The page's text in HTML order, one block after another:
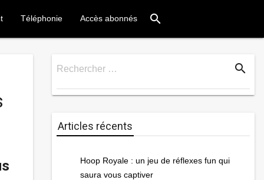
Téléphonie Accès abonnés search
Rechercher … search
Articles récents
Hoop Royale : un jeu de réflexes fun qui
saura vous captiver